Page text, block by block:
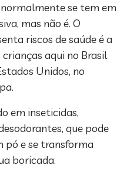
se tem em
mas não é. O
riscos de saúde é a
aqui no Brasil
Unidos, no
em inseticidas,
que pode
pó e se transforma
boricada.